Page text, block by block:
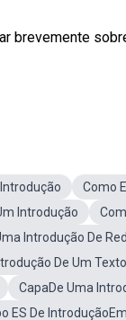
brevemente
Como
Introdução
Introdução De
De Um Texto
CapaDe Uma
ES De